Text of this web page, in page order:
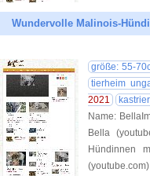
Wundervolle Malinois-
größe: 55-
tierheim
2021
Name:
Bella
Hündinnen